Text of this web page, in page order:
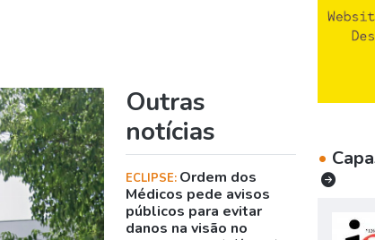
Outras
notícias
ECLIPSE: Ordem dos
Médicos pede avisos
públicos para evitar
danos na visão no
•